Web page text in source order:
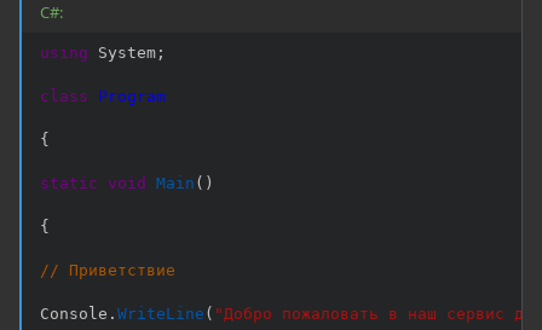
C#:
using System ;
class Program
{
static void Main ( )
{
// Приветствие
Console . WriteLine ( "Добро пожаловать в наш сервис